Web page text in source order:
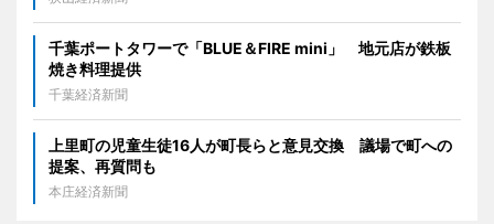
千葉ポートタワーで「BLUE＆FIRE mini」 地元店が鉄板
焼き料理提供
千葉経済新聞
上里町の児童生徒16人が町長らと意見交換 議場で町への
提案、再質問も
本庄経済新聞